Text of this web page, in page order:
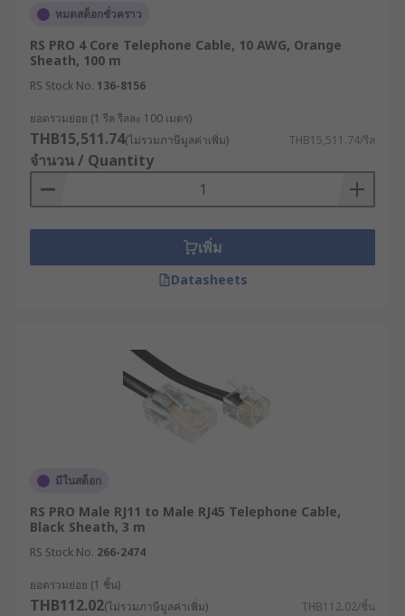
หมดสต็อกชั่วคราว
RS PRO 4 Core Telephone Cable, 10 AWG, Orange
Sheath, 100 m
RS Stock No. 136-8156
ยอดรวมย่อย (1 รีล รีลละ 100 เมตร)
THB15,511.74(ไม่รวมภาษีมูลค่าเพิ่ม) THB15,511.74/รีล
จำนวน / Quantity
เพิ่ม
Datasheets
มีในสต็อก
RS PRO Male RJ11 to Male RJ45 Telephone Cable,
Black Sheath, 3 m
RS Stock No. 266-2474
ยอดรวมย่อย (1 ชิ้น)
THB112.02(ไม่รวมภาษีมูลค่าเพิ่ม) THB112.02/ชิ้น